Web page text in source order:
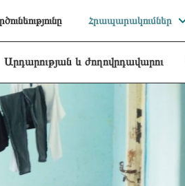
Հրապարակումներ
Արդարության և ժողովրդավարու